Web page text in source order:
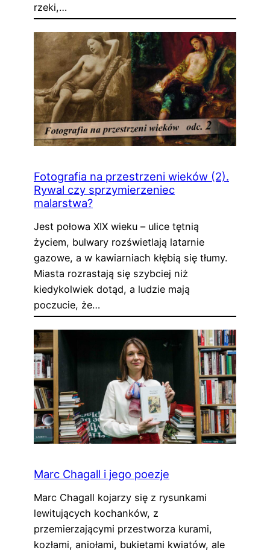
rzeki,…
Fotografia na przestrzeni wieków (2).
Rywal czy sprzymierzeniec
malarstwa?
Jest połowa XIX wieku – ulice tętnią
życiem, bulwary rozświetlają latarnie
gazowe, a w kawiarniach kłębią się tłumy.
Miasta rozrastają się szybciej niż
kiedykolwiek dotąd, a ludzie mają
poczucie, że…
Marc Chagall i jego poezje
Marc Chagall kojarzy się z rysunkami
lewitujących kochanków, z
przemierzającymi przestworza kurami,
kozłami, aniołami, bukietami kwiatów, ale